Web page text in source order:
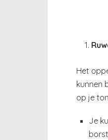
Het
kunnen
op je
Je